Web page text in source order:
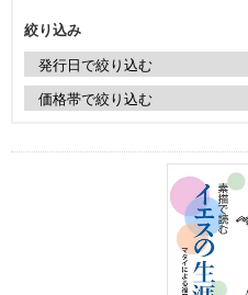
絞り込み